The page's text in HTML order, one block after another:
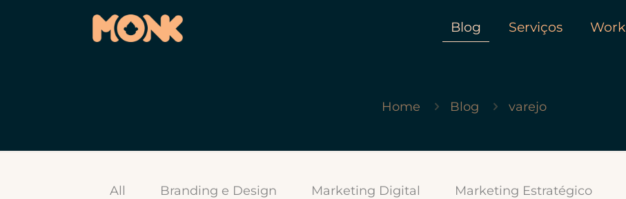
Blog Serviços Work
Home Blog varejo
All Branding e Design Marketing Digital Marketing Estratégico